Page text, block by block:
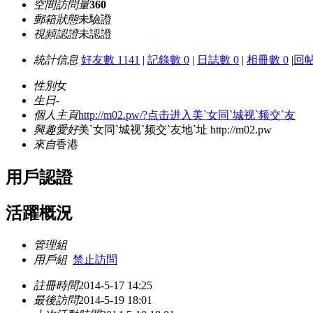
空間訪問量360
郵箱狀態未驗證
視頻認證未認證
統計信息 好友數 1141 | 記錄數 0 | 日誌數 0 | 相冊數 0 |回
性別女
生日-
個人主頁http://m02.pw/?点击进入美`女同`城视`频交`友
興趣愛好美`女同`城视`频交`友地`址 http://m02.pw
來自香港
用戶認證
活躍概況
管理組
用戶組 禁止訪問
註冊時間2014-5-17 14:25
最後訪問2014-5-19 18:01